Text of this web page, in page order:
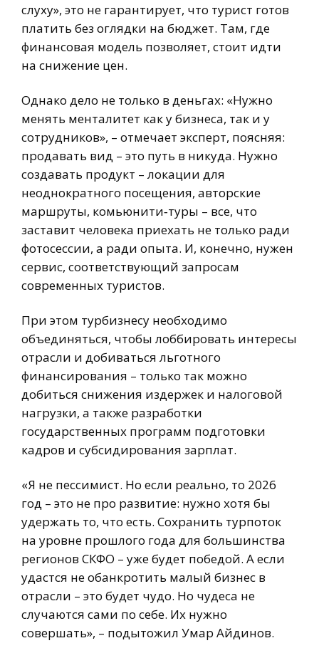
слуху», это не гарантирует, что турист готов
платить без оглядки на бюджет. Там, где
финансовая модель позволяет, стоит идти
на снижение цен.
Однако дело не только в деньгах: «Нужно
менять менталитет как у бизнеса, так и у
сотрудников», – отмечает эксперт, поясняя:
продавать вид – это путь в никуда. Нужно
создавать продукт – локации для
неоднократного посещения, авторские
маршруты, комьюнити‑туры – все, что
заставит человека приехать не только ради
фотосессии, а ради опыта. И, конечно, нужен
сервис, соответствующий запросам
современных туристов.
При этом турбизнесу необходимо
объединяться, чтобы лоббировать интересы
отрасли и добиваться льготного
финансирования – только так можно
добиться снижения издержек и налоговой
нагрузки, а также разработки
государственных программ подготовки
кадров и субсидирования зарплат.
«Я не пессимист. Но если реально, то 2026
год – это не про развитие: нужно хотя бы
удержать то, что есть. Сохранить турпоток
на уровне прошлого года для большинства
регионов СКФО – уже будет победой. А если
удастся не обанкротить малый бизнес в
отрасли – это будет чудо. Но чудеса не
случаются сами по себе. Их нужно
совершать», – подытожил Умар Айдинов.